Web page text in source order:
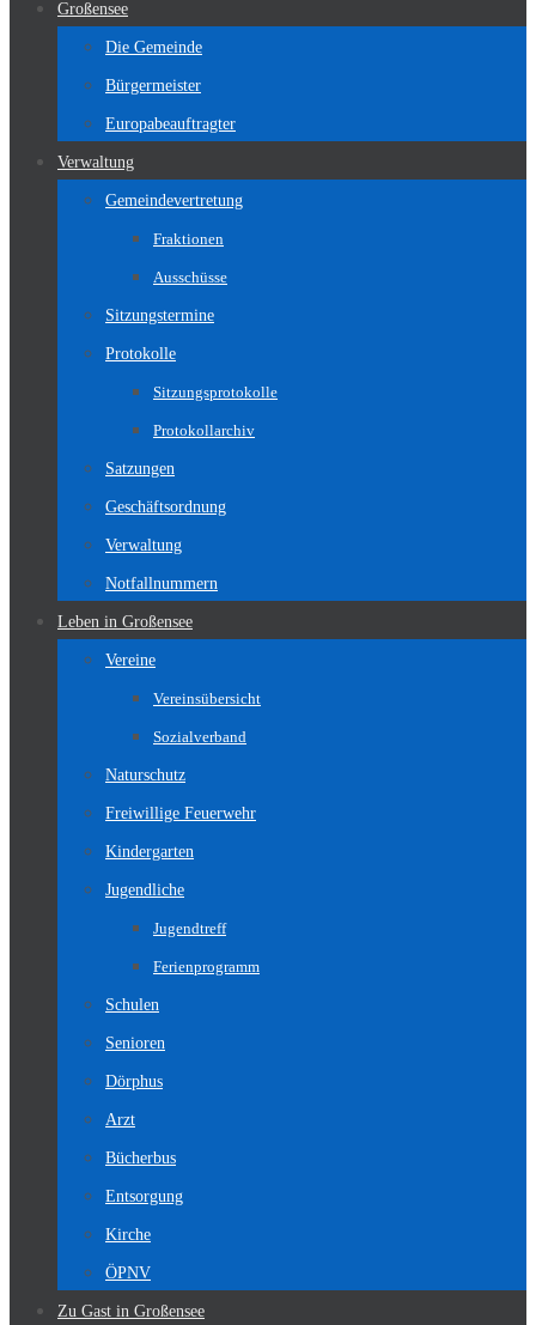
Großensee
Die Gemeinde
Bürgermeister
Europabeauftragter
Verwaltung
Gemeindevertretung
Fraktionen
Ausschüsse
Sitzungstermine
Protokolle
Sitzungsprotokolle
Protokollarchiv
Satzungen
Geschäftsordnung
Verwaltung
Notfallnummern
Leben in Großensee
Vereine
Vereinsübersicht
Sozialverband
Naturschutz
Freiwillige Feuerwehr
Kindergarten
Jugendliche
Jugendtreff
Ferienprogramm
Schulen
Senioren
Dörphus
Arzt
Bücherbus
Entsorgung
Kirche
ÖPNV
Zu Gast in Großensee